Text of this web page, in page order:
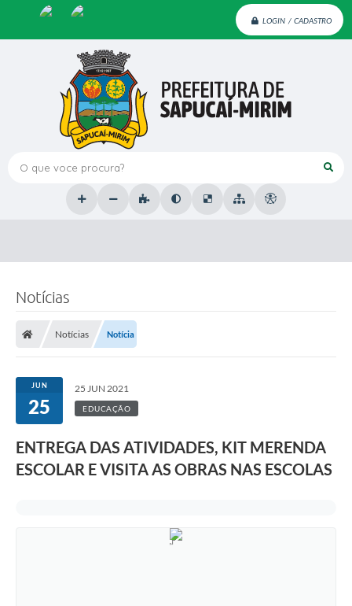
LOGIN / CADASTRO
O que voce procura?
Notícias
Notícias Notícia
JUN
25
25 JUN 2021
EDUCAÇÃO
ENTREGA DAS ATIVIDADES, KIT MERENDA
ESCOLAR E VISITA AS OBRAS NAS ESCOLAS